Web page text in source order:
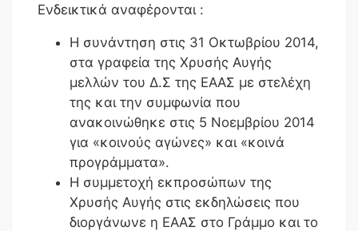
Ενδεικτικά αναφέρονται :
Η συνάντηση στις 31 Οκτωβρίου 2014,
στα γραφεία της Χρυσής Αυγής
μελλών του Δ.Σ της ΕΑΑΣ με στελέχη
της και την συμφωνία που
ανακοινώθηκε στις 5 Νοεμβρίου 2014
για «κοινούς αγώνες» και «κοινά
προγράμματα».
Η συμμετοχή εκπροσώπων της
Χρυσής Αυγής στις εκδηλώσεις που
διοργάνωνε η ΕΑΑΣ στο Γράμμο και το